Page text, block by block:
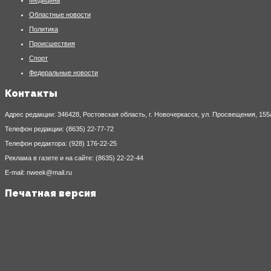
Областные новости
Политика
Происшествия
Спорт
Федеральные новости
Контакты
Адрес редакции: 346428, Ростовская область, г. Новочеркасск, ул. Просвещения,
Телефон редакции: (8635) 22-77-72
Телефон редактора: (928) 176-22-25
Реклама в газете и на сайте: (8635) 22-22-44
E-mail: nweek@mail.ru
Печатная версия